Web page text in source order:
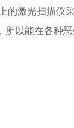
光扫描仪采
所以能在各种